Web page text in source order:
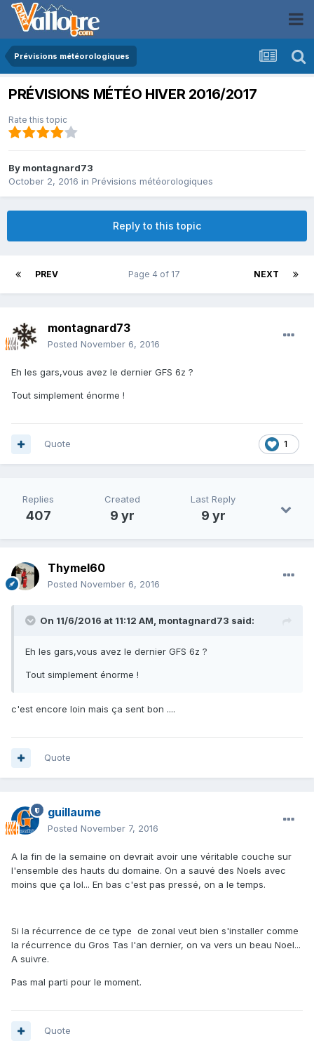
Prévisions météorologiques
PRÉVISIONS MÉTÉO HIVER 2016/2017
Rate this topic
By montagnard73
October 2, 2016 in Prévisions météorologiques
Reply to this topic
PREV NEXT
Page 4 of 17
montagnard73
Posted November 6, 2016
Eh les gars,vous avez le dernier GFS 6z ?
Tout simplement énorme !
1
Quote
Replies
407
Created
9 yr
Last Reply
9 yr
Thymel60
Posted November 6, 2016
On 11/6/2016 at 11:12 AM, montagnard73 said:
Eh les gars,vous avez le dernier GFS 6z ?
Tout simplement énorme !
c'est encore loin mais ça sent bon ....
Quote
guillaume
Posted November 7, 2016
A la fin de la semaine on devrait avoir une véritable couche sur
l'ensemble des hauts du domaine. On a sauvé des Noels avec
moins que ça lol... En bas c'est pas pressé, on a le temps.
Si la récurrence de ce type de zonal veut bien s'installer comme
la récurrence du Gros Tas l'an dernier, on va vers un beau Noel...
A suivre.
Pas mal parti pour le moment.
Quote